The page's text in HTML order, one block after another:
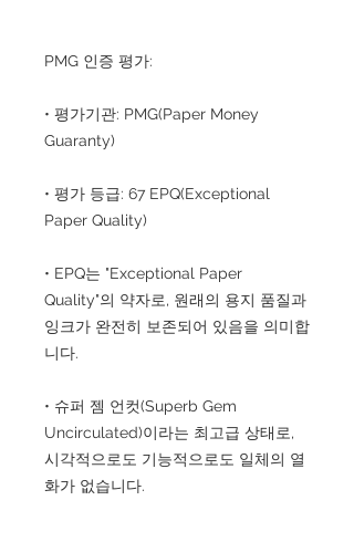
PMG 인증 평가:
• 평가기관: PMG(Paper Money
Guaranty)
• 평가 등급: 67 EPQ(Exceptional
Paper Quality)
• EPQ는 "Exceptional Paper
Quality"의 약자로, 원래의 용지 품질과
잉크가 완전히 보존되어 있음을 의미합
니다.
• 슈퍼 젬 언컷(Superb Gem
Uncirculated)이라는 최고급 상태로,
시각적으로도 기능적으로도 일체의 열
화가 없습니다.